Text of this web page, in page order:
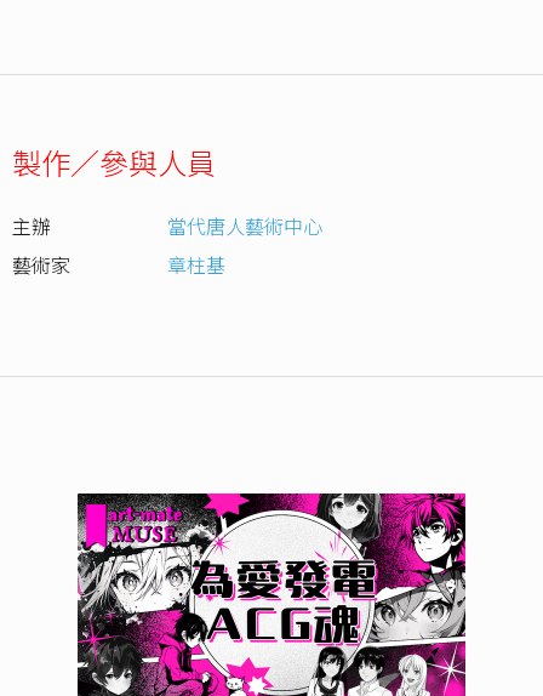
製作／參與人員
主辦
當代唐人藝術中心
藝術家
章柱基